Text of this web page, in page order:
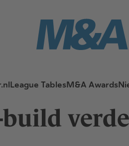
League TablesM&A Awards